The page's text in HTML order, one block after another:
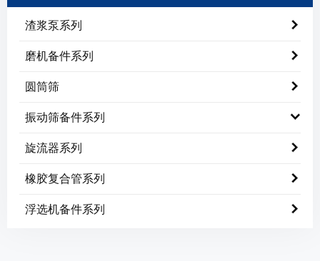
渣浆泵系列
磨机备件系列
圆筒筛
振动筛备件系列
旋流器系列
橡胶复合管系列
浮选机备件系列